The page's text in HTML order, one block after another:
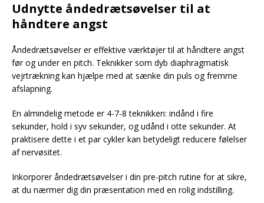
Udnytte åndedrætsøvelser til at
håndtere angst
Åndedrætsøvelser er effektive værktøjer til at håndtere angst
før og under en pitch. Teknikker som dyb diaphragmatisk
vejrtrækning kan hjælpe med at sænke din puls og fremme
afslapning.
En almindelig metode er 4-7-8 teknikken: indånd i fire
sekunder, hold i syv sekunder, og udånd i otte sekunder. At
praktisere dette i et par cykler kan betydeligt reducere følelser
af nervøsitet.
Inkorporer åndedrætsøvelser i din pre-pitch rutine for at sikre,
at du nærmer dig din præsentation med en rolig indstilling.